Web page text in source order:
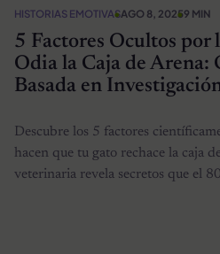
HISTORIAS EMOTIVASAGO 8, 20259 MIN
5 Factores Ocultos por
Odia la Caja de Arena:
Basada en
Descubre los 5 factores
hacen que tu gato rechace la caja
veterinaria revela secretos que el